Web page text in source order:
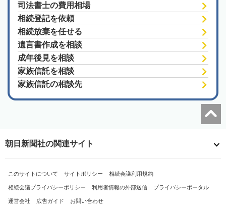
司法書士の費用相場
相続登記を依頼
相続放棄を任せる
遺言書作成を相談
成年後見を相談
家族信託を相談
家族信託の相談先
朝日新聞社の関連サイト
このサイトについて サイトポリシー 相続会議利用規約
相続会議プライバシーポリシー 利用者情報の外部送信 プライバシーポータル
運営会社 広告ガイド お問い合わせ